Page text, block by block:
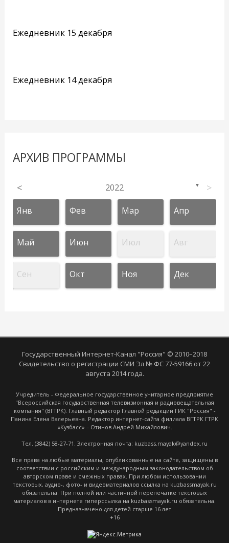
Ежедневник 15 декабря
Ежедневник 14 декабря
АРХИВ ПРОГРАММЫ
< 2022 ▼ >
Янв Фев Мар Апр
Май Июн Июл Авг
Сен Окт Ноя Дек
Государственный Интернет-Канал "Россия" © 2010–2018
Свидетельство о регистрации СМИ Эл № ФС 77-59166 от 22
августа 2014 года.
Учредитель - Федеральное государственное унитарное предприятие
"Всероссийская государственная телевизионная и радиовещательная
компания" (ВГТРК). Главный редактор Главной редакции ГИК "Россия" -
Панина Елена Валерьевна. Редактор интернет-сайта филиала ВГТРК ГТРК
«Кузбасс» – Отинов Андрей Михайлович.
Тел. (3842) 58-27-71. Электронная почта: kuzbass.mayak@yandex.ru
Все права на любые материалы, опубликованные на сайте, защищены в
соответствии с российским и международным законодательством об
авторском праве и смежных правах. При любом использовании
текстовых, аудио-, фото- и видеоматериалов ссылка на kuzbassmayak.ru
обязательна. При полной или частичной перепечатке текстовых
материалов в интернете гиперссылка на kuzbassmayak.ru обязательна.
Предназначено для детей старше 16 лет
+16